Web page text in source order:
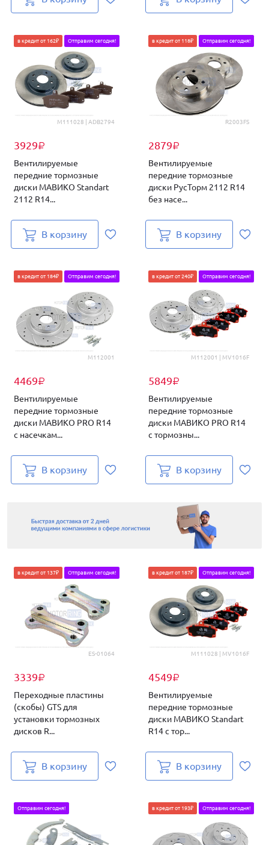
M111028 | ADB2794
3929₽
в кредит от 162₽ Отправим сегодня!
Вентилируемые
передние тормозные
диски МАВИКО Standart
2112 R14...
В корзину
R2003FS
2879₽
в кредит от 118₽ Отправим сегодня!
Вентилируемые
передние тормозные
диски РусТорм 2112 R14
без насе...
В корзину
M112001
4469₽
в кредит от 184₽ Отправим сегодня!
Вентилируемые
передние тормозные
диски МАВИКО PRO R14
с насечкам...
В корзину
M112001 | MV1016F
5849₽
в кредит от 240₽ Отправим сегодня!
Вентилируемые
передние тормозные
диски МАВИКО PRO R14
с тормозны...
В корзину
ES-01064
3339₽
в кредит от 137₽ Отправим сегодня!
Переходные пластины
(скобы) GTS для
установки тормозных
дисков R...
В корзину
M111028 | MV1016F
4549₽
в кредит от 187₽ Отправим сегодня!
Вентилируемые
передние тормозные
диски МАВИКО Standart
R14 с тор...
В корзину
Отправим сегодня! в кредит от 193₽ Отправим сегодня!